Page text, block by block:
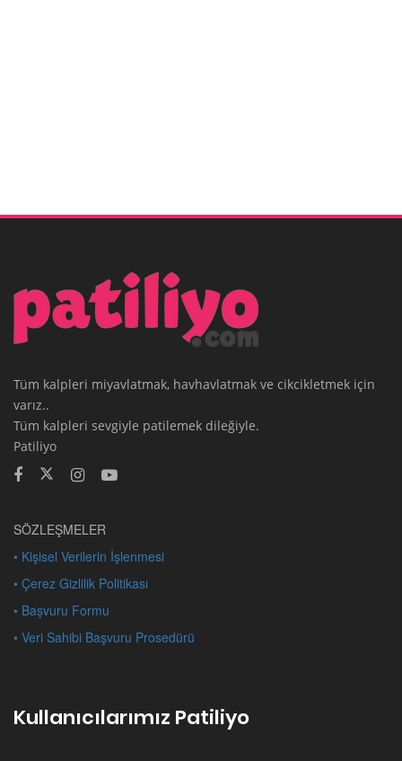
Tüm kalpleri miyavlatmak, havhavlatmak ve cikcikletmek için
varız..
Tüm kalpleri sevgiyle patilemek dileğiyle.
Patiliyo
SÖZLEŞMELER
• Kişisel Verilerin İşlenmesi
• Çerez Gizlilik Politikası
• Başvuru Formu
• Veri Sahibi Başvuru Prosedürü
Kullanıcılarımız Patiliyo